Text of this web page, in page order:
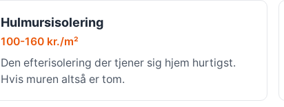
Hulmursisolering
100-160 kr./m²
Den efterisolering der tjener sig hjem hurtigst.
Hvis muren altså er tom.